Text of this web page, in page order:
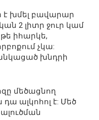
է խմել բավարար
2 լիտր ջուր կամ
իհարկե,
չկա:
խնդրի
մեծացնող
ալկոհոլ է: Մեծ